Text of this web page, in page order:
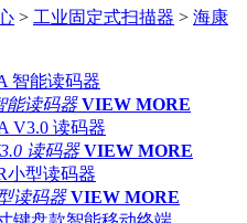
> 工业固定式扫描器 > 海康
能读码器 VIEW MORE
读码器 VIEW MORE
读码器 VIEW MORE